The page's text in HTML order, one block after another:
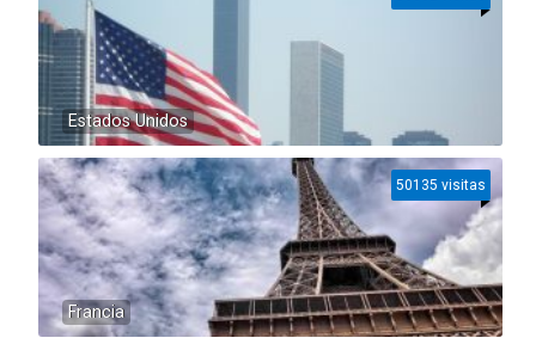
Estados Unidos
Francia
50135 visitas